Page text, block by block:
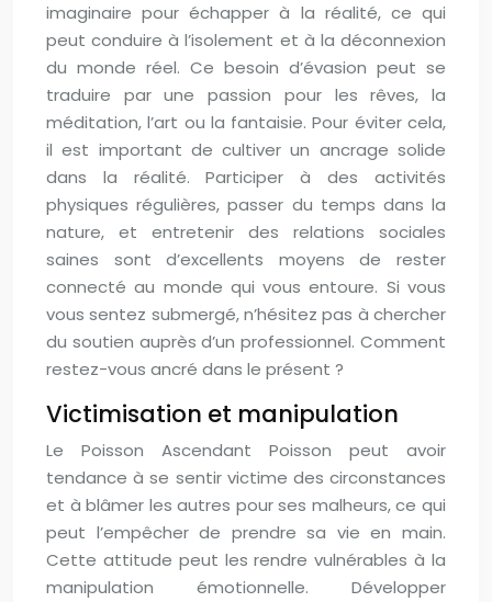
imaginaire pour échapper à la réalité, ce qui
peut conduire à l’isolement et à la déconnexion
du monde réel. Ce besoin d’évasion peut se
traduire par une passion pour les rêves, la
méditation, l’art ou la fantaisie. Pour éviter cela,
il est important de cultiver un ancrage solide
dans la réalité. Participer à des activités
physiques régulières, passer du temps dans la
nature, et entretenir des relations sociales
saines sont d’excellents moyens de rester
connecté au monde qui vous entoure. Si vous
vous sentez submergé, n’hésitez pas à chercher
du soutien auprès d’un professionnel. Comment
restez-vous ancré dans le présent ?
Victimisation et manipulation
Le Poisson Ascendant Poisson peut avoir
tendance à se sentir victime des circonstances
et à blâmer les autres pour ses malheurs, ce qui
peut l’empêcher de prendre sa vie en main.
Cette attitude peut les rendre vulnérables à la
manipulation émotionnelle. Développer